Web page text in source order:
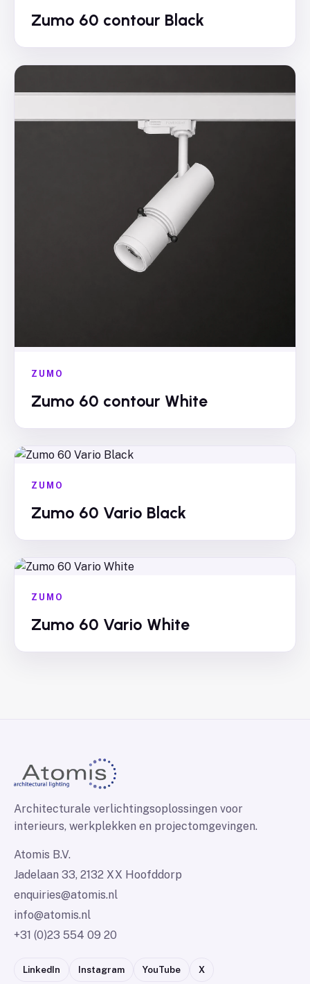
Zumo 60 contour Black
ZUMO
Zumo 60 contour White
ZUMO
Zumo 60 Vario Black
ZUMO
Zumo 60 Vario White
Architecturale verlichtingsoplossingen voor
interieurs, werkplekken en projectomgevingen.
Atomis B.V.
Jadelaan 33, 2132 XX Hoofddorp
enquiries@atomis.nl
info@atomis.nl
+31 (0)23 554 09 20
LinkedIn Instagram YouTube X